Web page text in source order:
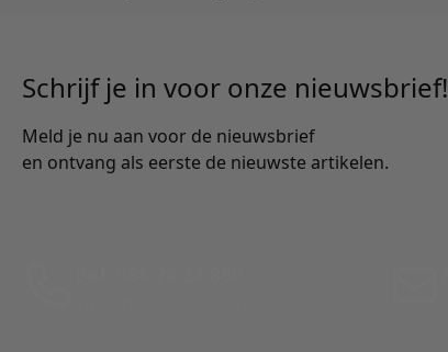
Schrijf je in voor onze nieuwsbrief!
Meld je nu aan voor de nieuwsbrief
en ontvang als eerste de nieuwste artikelen.